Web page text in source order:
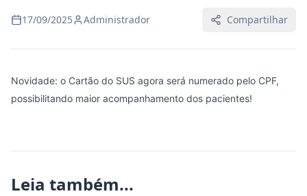
17/09/2025 Administrador Compartilhar
Novidade: o Cartão do SUS agora será numerado pelo CPF,
possibilitando maior acompanhamento dos pacientes!
Leia também...